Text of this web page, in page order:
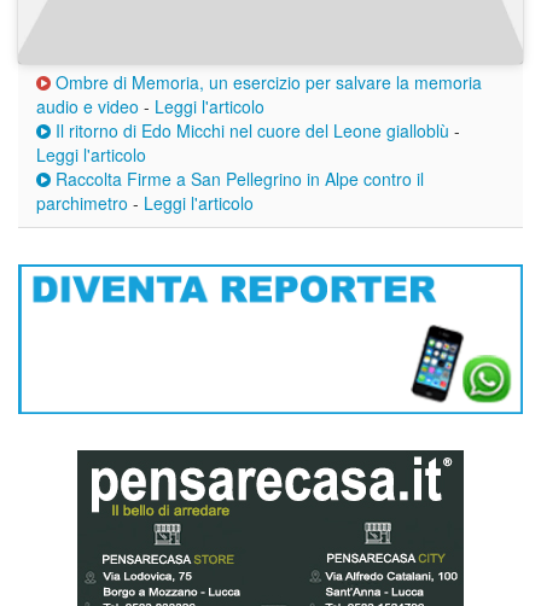
Ombre di Memoria, un esercizio per salvare la memoria
audio e video - Leggi l'articolo
Il ritorno di Edo Micchi nel cuore del Leone gialloblù -
Leggi l'articolo
Raccolta Firme a San Pellegrino in Alpe contro il
parchimetro - Leggi l'articolo